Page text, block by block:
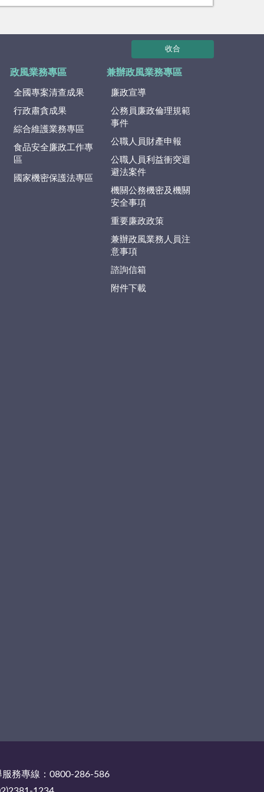
收合
政風業務專區
全國專案清查成果
行政肅貪成果
綜合維護業務專區
食品安全廉政工作專
區
國家機密保護法專區
兼辦政風業務專區
廉政宣導
公務員廉政倫理規範
事件
公職人員財產申報
公職人員利益衝突迴
避法案件
機關公務機密及機關
安全事項
重要廉政政策
兼辦政風業務人員注
意事項
諮詢信箱
附件下載
服務專線：0800-286-586